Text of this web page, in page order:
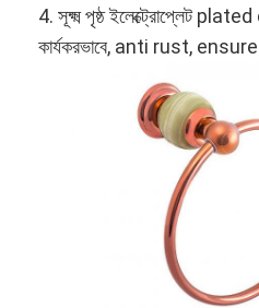
4. সূক্ষ্ম পৃষ্ঠ ইলেক্ট্রোপ্লেট
কার্যকরভাবে, anti rust,